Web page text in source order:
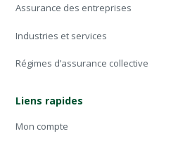
Assurance des entreprises
Industries et services
Régimes d’assurance collective
Liens rapides
Mon compte